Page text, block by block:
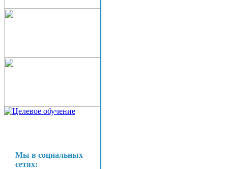
Мы в социальных
сетях: